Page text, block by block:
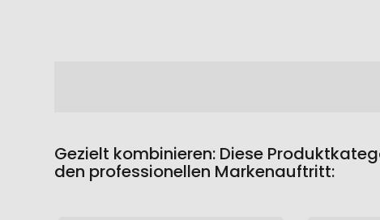
Gezielt kombinieren: Diese
den professionellen Markenauftritt: